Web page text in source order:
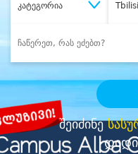
კატეგორია Tbilisi
შეიძინე